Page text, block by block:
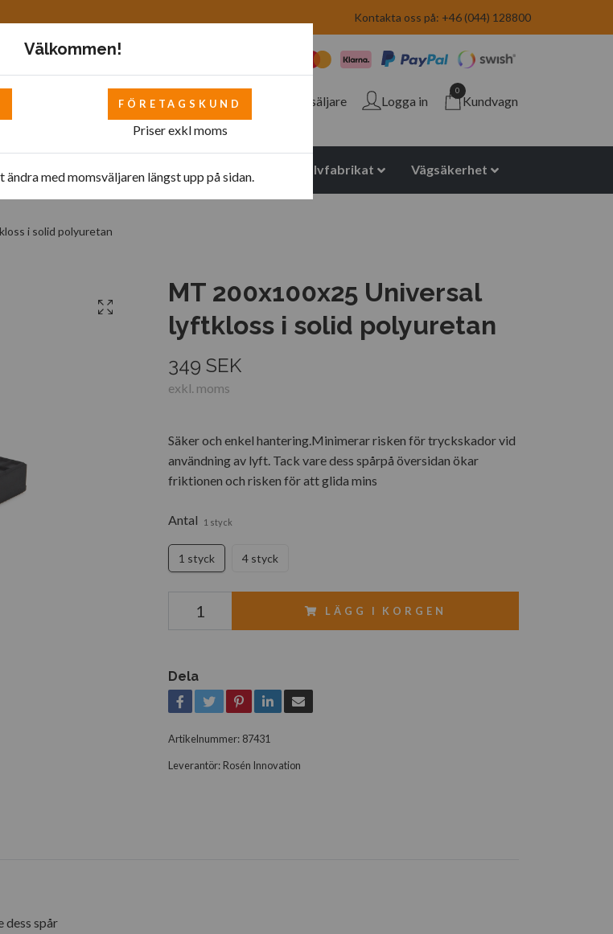
Kontakta oss på: +46 (044) 128800
Återförsäljare Logga in
0
Kundvagn
- övrigt Bilverkstad Polyuretan halvfabrikat Vägsäkerhet
i solid polyuretan
MT 200x100x25 Universal
lyftkloss i solid polyuretan
349 SEK
exkl. moms
Säker och enkel hantering.Minimerar risken för tryckskador vid
användning av lyft. Tack vare dess spårpå översidan ökar
friktionen och risken för att glida mins
Antal 1 styck
1 styck 4 styck
LÄGG I KORGEN
Dela
Artikelnummer: 87431
Leverantör: Rosén Innovation
dess spår
Välkommen!
FÖRETAGSKUND
Priser exkl moms
ändra med momsväljaren längst upp på sidan.